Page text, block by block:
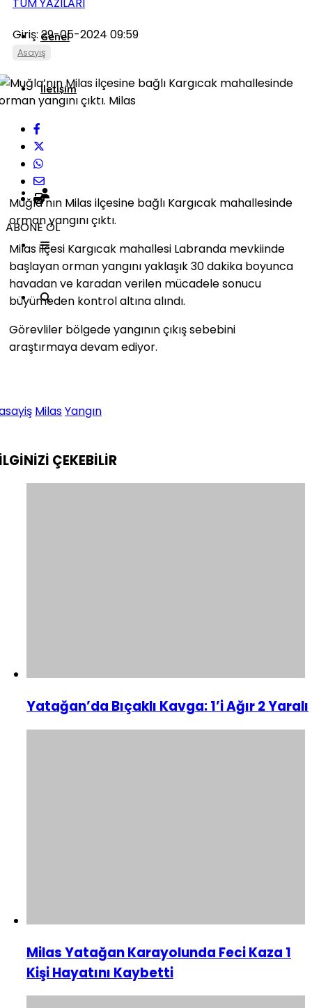
Genel
İletişim
Künye
Giriş: 29-05-2024 09:59
Asayiş
ABONE OL
Muğla’nın Milas ilçesine bağlı Kargıcak mahallesinde
orman yangını çıktı.
Milas ilçesi Kargıcak mahallesi Labranda mevkiinde
başlayan orman yangını yaklaşık 30 dakika boyunca
havadan ve karadan verilen mücadele sonucu
büyümeden kontrol altına alındı.
Görevliler bölgede yangının çıkış sebebini
araştırmaya devam ediyor.
MilasYangın
ÇEKEBİLİR
Yatağan’da Bıçaklı Kavga: 1’i Ağır 2 Yaralı
Milas Yatağan Karayolunda Feci Kaza 1
Kişi Hayatını Kaybetti